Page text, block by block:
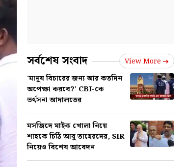
সর্বশেষ সংবাদ View More
'মানুষ বিচারের জন্য আর কতদিন
অপেক্ষা করবে?' CBI-কে
ভর্ৎসনা আদালতের
মসজিদে মাইক খোলা নিয়ে
শাহকে চিঠি আবু তাহেরদের, SIR
নিয়েও বিশেষ আবেদন